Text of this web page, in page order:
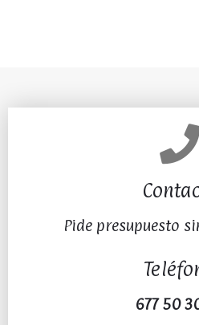
Pide presupuesto
677 50